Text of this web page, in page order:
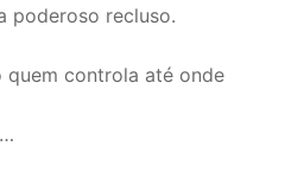
poderoso recluso.
quem controla até onde